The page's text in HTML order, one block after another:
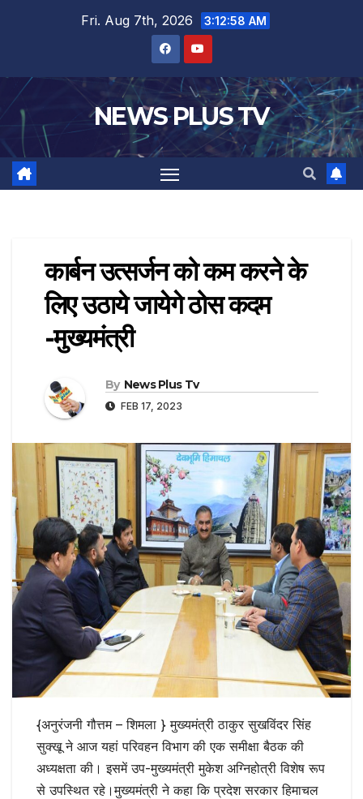
Fri. Aug 7th, 2026 3:12:59 AM
NEWS PLUS TV
कार्बन उत्सर्जन को कम करने के
लिए उठाये जायेगे ठोस कदम
-मुख्यमंत्री
By News Plus Tv
FEB 17, 2023
{अनुरंजनी गौत्तम – शिमला } मुख्यमंत्री ठाकुर सुखविंदर सिंह
सुक्खू ने आज यहां परिवहन विभाग की एक समीक्षा बैठक की
अध्यक्षता की। इसमें उप-मुख्यमंत्री मुकेश अग्निहोत्री विशेष रूप
से उपस्थित रहे।मुख्यमंत्री ने कहा कि प्रदेश सरकार हिमाचल